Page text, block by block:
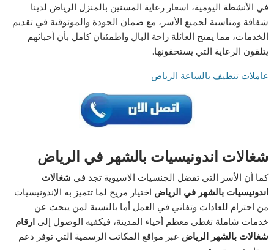
في الأنشطة اليومية، اسعار رعاية المسنين بالمنزل الرياض لدينا
شفافة ومناسبة لجميع الأسر، مع ضمان الجودة والموثوقية في تقديم
الخدمات، مما يمنح العائلة راحة البال واطمئنان كامل بأن أحبائهم
يتلقون الرعاية التي يستحقونها.
عاملات تنظيف بالساعة الرياض
شغالات اندونيسيات بالشهر في الرياض
كما أن الأسر التي تفضل الجنسيات الاسيوية تجد في شغالات
اندونيسيات بالشهر في الرياض اختيار مريح لما تتميز به الإندونيسيات
من احترام للعادات وتفاني في العمل أما بالنسبة لمن يبحث عن
خدمات شاملة تغطي معظم أحياء المدينة، فيكفيه الوصول إلىارقام
شغالات بالشهر الرياض عبر مواقع المكاتب الرسمية التي توفر دعم